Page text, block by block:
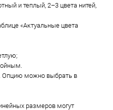
и теплый, 2–3 цвета нитей,
«Актуальные цвета
Опцию можно выбрать в
размеров могут